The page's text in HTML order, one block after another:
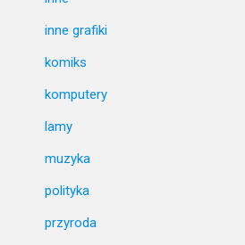
inne grafiki
komiks
komputery
lamy
muzyka
polityka
przyroda